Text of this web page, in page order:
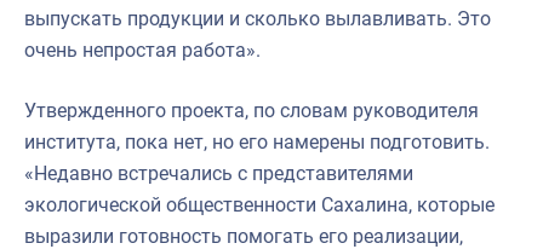
выпускать продукции и сколько вылавливать. Это
очень непростая работа».
Утвержденного проекта, по словам руководителя
института, пока нет, но его намерены подготовить.
«Недавно встречались с представителями
экологической общественности Сахалина, которые
выразили готовность помогать его реализации,